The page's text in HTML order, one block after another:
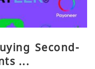
Second-
...